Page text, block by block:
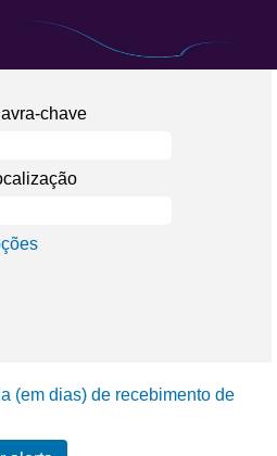
chave
(em dias) de recebimento de